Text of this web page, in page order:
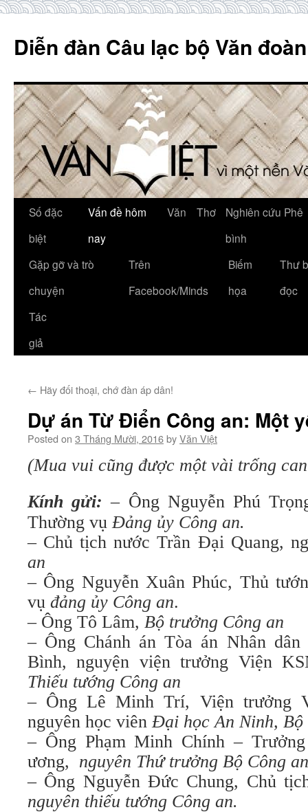
content
Diễn đàn Câu lạc bộ Văn
Số đặc
biệt
Vấn đề hôm
nay
Văn Thơ
Nghiên cứu Phê
bình
Gặp gỡ và trò
chuyện
Trên
Facebook/Minds
Biếm
họa
Thư
đọc
Tác
giả
← Hãy đối thoại, chớ đàn áp dân!
Dự án Từ Điển Công an: Một
Posted on 3 Tháng Mười, 2016byVăn Việt
(Mua vui cũng được một vài trống
Kính gửi: – Ông Nguyễn Phú
Thường vụĐảng ủy Công an.
– Chủ tịch nước Trần Đại Quang,
an
– Ông Nguyễn Xuân Phúc, Thủ
vụ đảng ủy Công an.
– Ông Tô Lâm, Bộ trưởng Công an
– Ông Chánh án Tòa án Nhân
Bình, nguyện viện trưởng Viện
Thiếu tướng Công an
– Ông Lê Minh Trí, Viện trưởng
nguyên học viênĐại học An Ninh, Bộ
– Ông Phạm Minh Chính –
ương, nguyên Thứ trưởng Bộ Công an
– Ông Nguyễn Đức Chung, Chủ
nguyên thiếu tướng Công an.